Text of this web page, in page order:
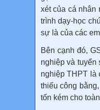
xét của cá nhân
trình dạy-học
sự là của các
Bên cạnh đó,
nghiệp và tuyển
nghiệp THPT là
thiếu công
tốn kém cho